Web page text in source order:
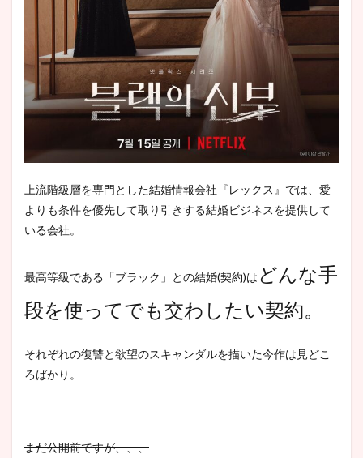
上流階級層を専門とした結婚情報会社『レックス』では、愛
よりも条件を優先して取り引きする結婚ビジネスを提供して
いる会社。
最高等級である「ブラック」との結婚(契約)は どんな手
段を使ってでも交わしたい契約。
それぞれの復讐と欲望のスキャンダルを描いた今作は見どこ
ろばかり。
まだ公開前ですが、、、